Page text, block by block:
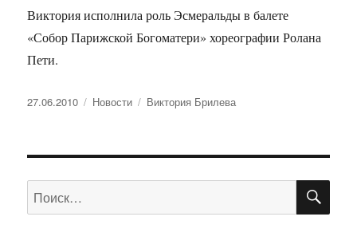
Виктория исполнила роль Эсмеральды в балете
«Собор Парижской Богоматери» хореографии Ролана
Пети.
Опубликовано
27.06.2010 Рубрики
Новости Метки
Виктория Брилева
Искать: